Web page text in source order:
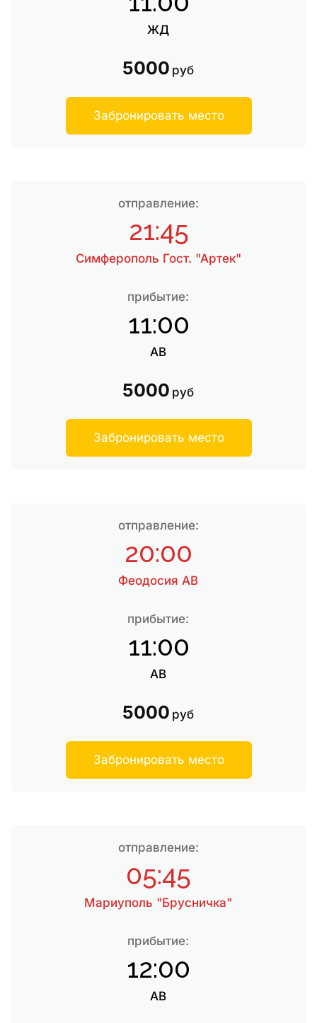
ЖД
5000 руб
Забронировать место
отправление:
21:45
Симферополь Гост. "Артек"
прибытие:
11:00
АВ
5000 руб
Забронировать место
отправление:
20:00
Феодосия АВ
прибытие:
11:00
АВ
5000 руб
Забронировать место
отправление:
05:45
Мариуполь "Брусничка"
прибытие:
12:00
АВ